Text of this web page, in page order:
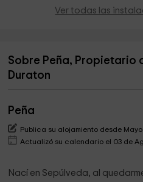
Ver todas las
Sobre Peña, Propietario
Duraton
Peña
Publica su alojamiento desde Mayo
Actualizó su calendario el 03 de
Nací en Sepúlveda, al